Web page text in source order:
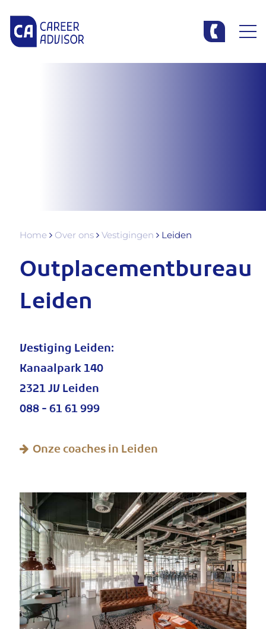
Home Over ons Vestigingen Leiden
Outplacementbureau
Leiden
Vestiging Leiden:
Kanaalpark 140
2321 JV Leiden
088 - 61 61 999
Onze coaches in Leiden